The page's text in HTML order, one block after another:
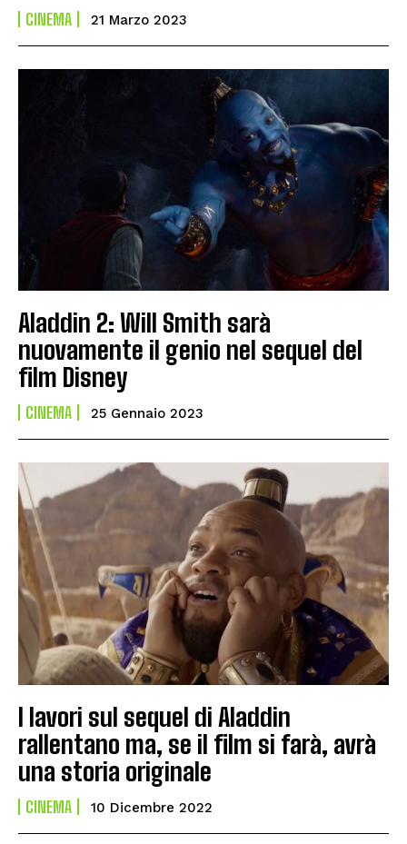
CINEMA 21 Marzo 2023
Aladdin 2: Will Smith sarà
nuovamente il genio nel sequel del
film Disney
CINEMA 25 Gennaio 2023
I lavori sul sequel di Aladdin
rallentano ma, se il film si farà, avrà
una storia originale
CINEMA 10 Dicembre 2022